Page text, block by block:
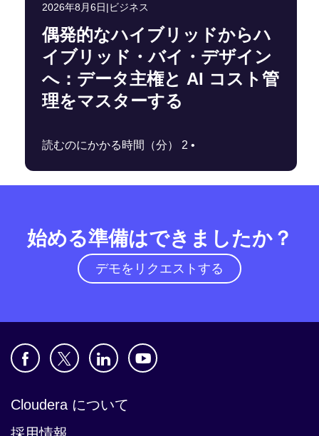
2026年8月6日|ビジネス
偶発的なハイブリッドからハ
イブリッド・バイ・デザイン
へ：データ主権と AI コスト管
理をマスターする
読むのにかかる時間（分） 2 •
始める準備はできましたか？
デモをリクエストする
Cloudera について